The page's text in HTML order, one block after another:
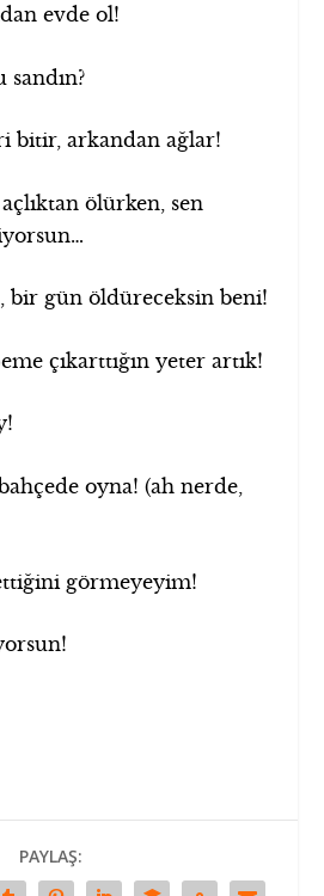
evde ol!
bitir, arkandan ağlar!
ölürken, sen
bir gün öldüreceksin beni!
çıkarttığın yeter artık!
oyna! (ah nerde,
görmeyeyim!
PAYLAŞ: